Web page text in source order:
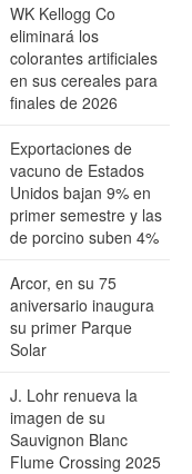
WK Kellogg Co
eliminará los
colorantes artificiales
en sus cereales para
finales de 2026
Exportaciones de
vacuno de Estados
Unidos bajan 9% en
primer semestre y las
de porcino suben 4%
Arcor, en su 75
aniversario inaugura
su primer Parque
Solar
J. Lohr renueva la
imagen de su
Sauvignon Blanc
Flume Crossing 2025